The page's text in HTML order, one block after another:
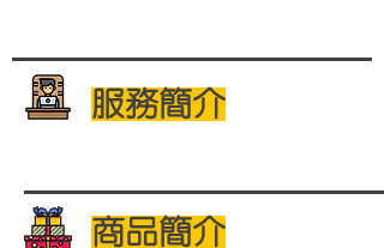
服務簡介
商品簡介